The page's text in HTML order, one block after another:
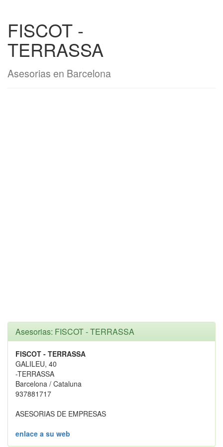
FISCOT -
TERRASSA
Asesorias en Barcelona
Asesorias: FISCOT - TERRASSA
FISCOT - TERRASSA
GALILEU, 40
-TERRASSA
Barcelona / Cataluna
937881717
ASESORIAS DE EMPRESAS
enlace a su web